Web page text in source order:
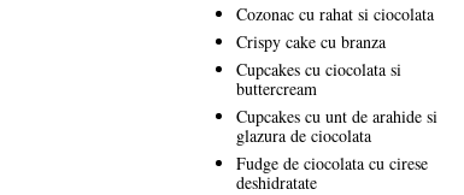
Cozonac cu rahat si ciocolata
Crispy cake cu branza
Cupcakes cu ciocolata si
buttercream
Cupcakes cu unt de arahide si
glazura de ciocolata
Fudge de ciocolata cu cirese
deshidratate